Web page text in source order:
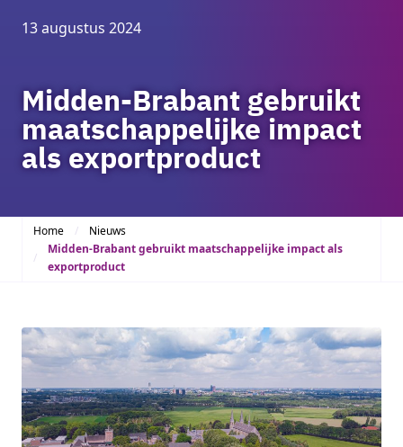
13 augustus 2024
Midden-Brabant gebruikt
maatschappelijke impact
als exportproduct
Home
Nieuws
Midden-Brabant gebruikt maatschappelijke impact als
exportproduct